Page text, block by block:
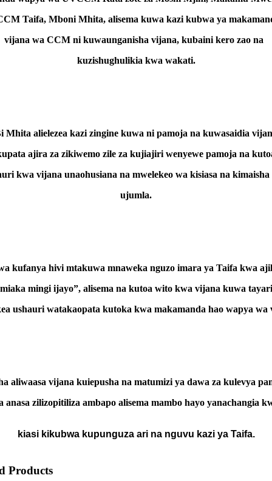
Taifa, Mboni Mhita, alisema kuwa kazi kubwa ya
vijana wa CCM ni kuwaunganisha vijana, kubaini kero zao na
kuzishughulikia kwa wakati.
Mhita alielezea kazi zingine kuwa ni pamoja na kuwasaidia
ajira za zikiwemo zile za kujiajiri wenyewe pamoja na
kwa vijana unaohusiana na mwelekeo wa kisiasa na
ujumla.
kufanya hivi mtakuwa mnaweka nguzo imara ya Taifa kwa
miaka mingi ijayo”, alisema na kutoa wito kwa vijana kuwa tayari
ushauri watakaopata kutoka kwa makamanda hao wapya wa
aliwaasa vijana kuiepusha na matumizi ya dawa za kulevya
anasa zilizopitiliza ambapo alisema mambo hayo yanachangia
kiasi kikubwa kupunguza ari na nguvu kazi ya Taifa.
Products